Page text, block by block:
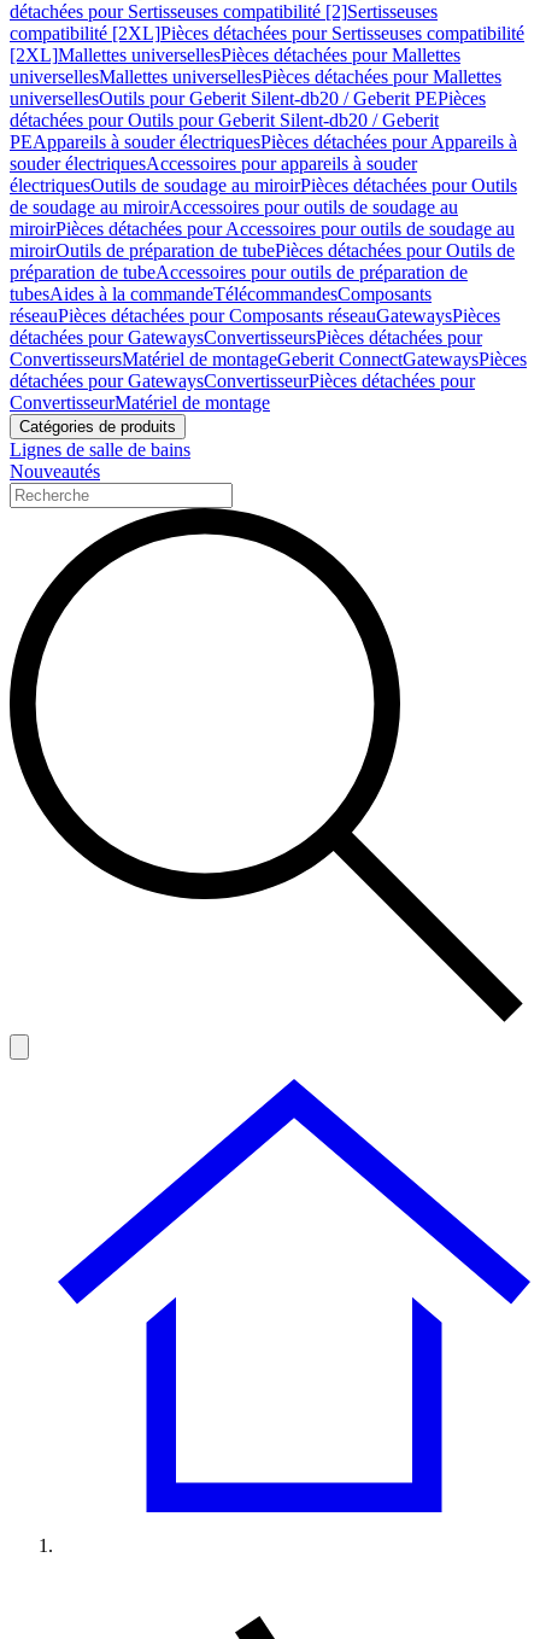
détachées pour Sertisseuses compatibilité [2]Sertisseuses
compatibilité [2XL]Pièces détachées pour Sertisseuses compatibilité
[2XL]Mallettes universellesPièces détachées pour Mallettes
universellesMallettes universellesPièces détachées pour Mallettes
universellesOutils pour Geberit Silent-db20 / Geberit PEPièces
détachées pour Outils pour Geberit Silent-db20 / Geberit
PEAppareils à souder électriquesPièces détachées pour Appareils à
souder électriquesAccessoires pour appareils à souder
électriquesOutils de soudage au miroirPièces détachées pour Outils
de soudage au miroirAccessoires pour outils de soudage au
miroirPièces détachées pour Accessoires pour outils de soudage au
miroirOutils de préparation de tubePièces détachées pour Outils de
préparation de tubeAccessoires pour outils de préparation de
tubesAides à la commandeTélécommandesComposants
réseauPièces détachées pour Composants réseauGatewaysPièces
détachées pour GatewaysConvertisseursPièces détachées pour
ConvertisseursMatériel de montageGeberit ConnectGatewaysPièces
détachées pour GatewaysConvertisseurPièces détachées pour
ConvertisseurMatériel de montage
Catégories de produits
Lignes de salle de bains
Nouveautés